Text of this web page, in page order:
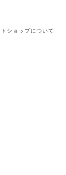
ショップについて